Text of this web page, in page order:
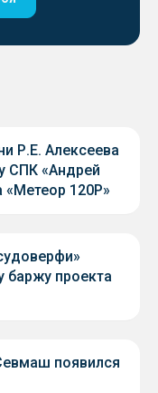
Р.Е. Алексеева
СПК «Андрей
«Метеор 120Р»
баржу проекта
появился